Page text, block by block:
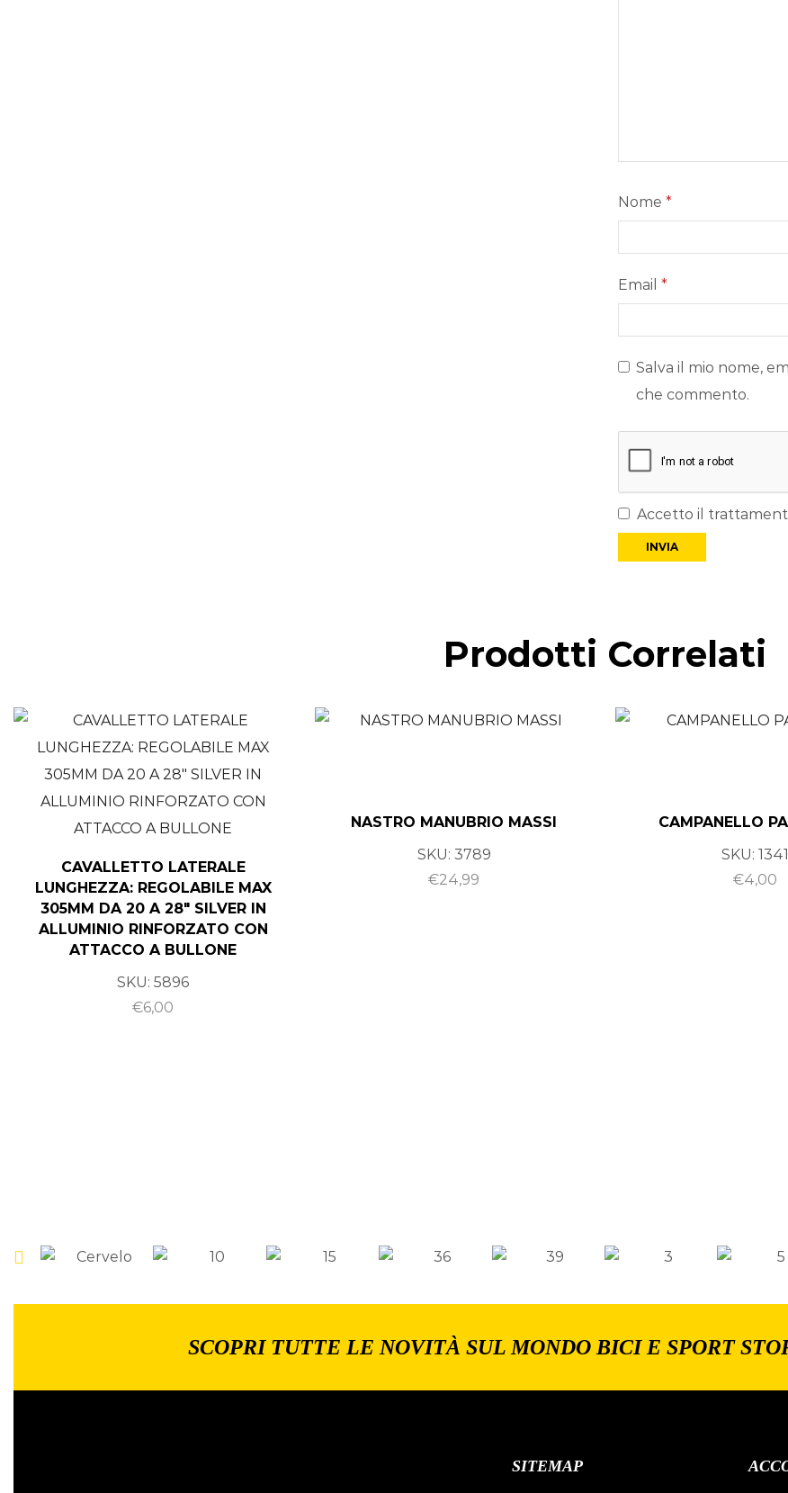
Nome *
Email *
Salva il mio nome,
che commento.
Accetto il
Prodotti Correlati
CAVALLETTO LATERALE
LUNGHEZZA: REGOLABILE MAX
305MM DA 20 A 28″ SILVER IN
ALLUMINIO RINFORZATO CON
ATTACCO A BULLONE
SKU:5896
€6,00
NASTRO MANUBRIO MASSI
SKU: 3789
€24,99
CAMPANELLO
SKU: 1341
€4,00
SCOPRI TUTTE LE NOVITÀ SUL MONDO BICI E SPORT
SITEMAP